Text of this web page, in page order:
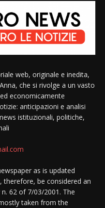
web, originale e inedita,
che si rivolge a un vasto
economicamente
anticipazioni e analisi
istituzionali, politiche,
as is updated
be considered an
62 of 7/03/2001. The
taken from the